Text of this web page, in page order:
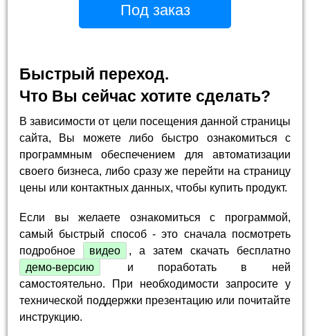
Под заказ
Быстрый переход.
Что Вы сейчас хотите сделать?
В зависимости от цели посещения данной страницы
сайта, Вы можете либо быстро ознакомиться с
программным обеспечением для автоматизации
своего бизнеса, либо сразу же перейти на страницу
цены или контактных данных, чтобы купить продукт.
Если вы желаете ознакомиться с программой,
самый быстрый способ - это сначала посмотреть
подробное
видео
, а затем скачать бесплатно
демо-версию
и поработать в ней
самостоятельно. При необходимости запросите у
технической поддержки презентацию или почитайте
инструкцию.